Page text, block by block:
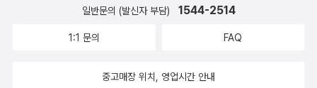
일반문의 (발신자 부담) 1544-2514
1:1 문의 FAQ
중고매장 위치, 영업시간 안내